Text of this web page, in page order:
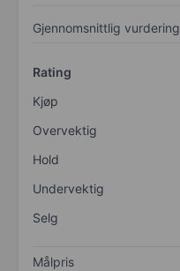
Gjennomsnittlig vurdering
Rating
Kjøp
Overvektig
Hold
Undervektig
Selg
Målpris